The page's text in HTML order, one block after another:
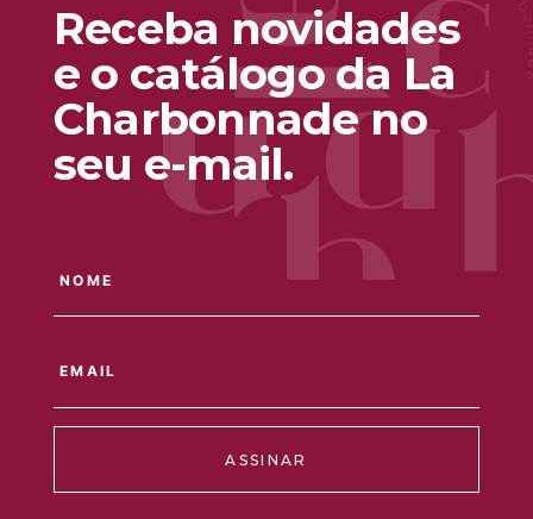
Receba novidades
e o catálogo da La
Charbonnade no
seu e-mail.
ASSINAR